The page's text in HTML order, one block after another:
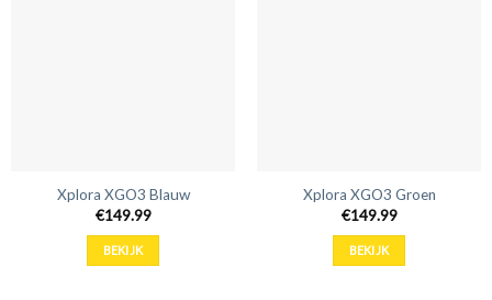
Xplora XGO3 Blauw
€149.99
BEKIJK
Xplora XGO3 Groen
€149.99
BEKIJK